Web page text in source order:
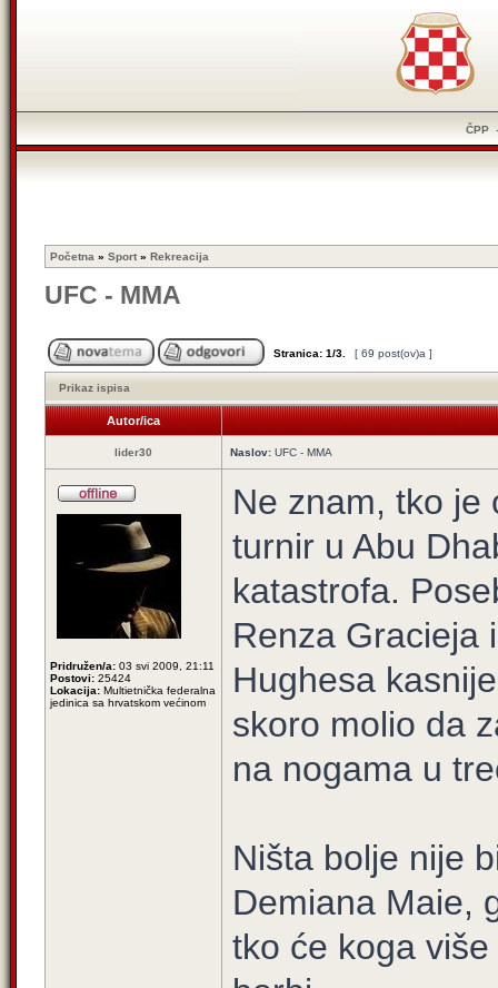
ČPP
Početna » Sport » Rekreacija
UFC - MMA
Stranica: 1/3 [ 69 post(ov)a ]
Prikaz ispisa
Autor/ica
lider30 Naslov: UFC - MMA
Pridružen/a: 03 svi 2009, 21:11
Postovi: 25424
Lokacija: Multietnička federalna
jedinica sa hrvatskom većinom
Ne znam, tko je
turnir u Abu
katastrofa.
Renza Gracieja
Hughesa
skoro molio da
na nogama u
Ništa bolje nije
Demiana Maie,
tko će koga